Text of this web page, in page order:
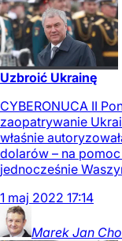
Uzbroić Ukrainę
CYBERONUCA II
zaopatrywanie
właśnie
dolarów – na
jednocześnie
1 maj 2022 17:14
Marek Jan